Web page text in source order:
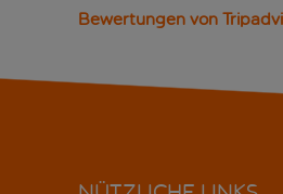
Bewertungen von